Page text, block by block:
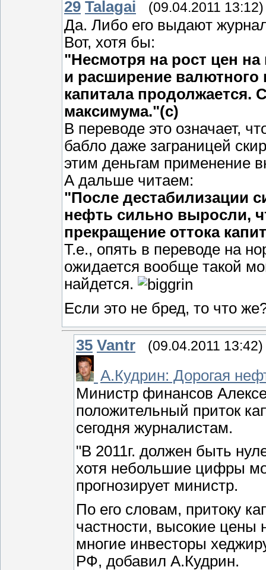
29 Talagai (09.04.2011 13:12)
Да. Либо его выдают
Вот, хотя бы:
"Несмотря на рост цен
и расширение валютного
капитала продолжается.
максимума."(с)
В переводе это означает,
бабло даже заграницей
этим деньгам применение
А дальше читаем:
"После дестабилизации
нефть сильно выросли,
прекращение оттока
Т.е., опять в переводе на
ожидается вообще такой
найдется.
Если это не бред, то что
35 Vantr (09.04.2011 13:42)
А.Кудрин: Дорогая
Министр финансов
положительный приток
сегодня журналистам.
"В 2011г. должен быть
хотя небольшие цифры
прогнозирует министр.
По его словам, притоку
частности, высокие
многие инвесторы
РФ, добавил А.Кудрин.